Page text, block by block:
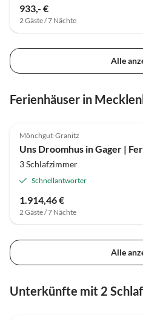
933,- €
2 Gäste / 7 Nächte
Alle
Ferienhäuser in
Mönchgut-Granitz
3 Schlafzimmer
Schnellantworter
1.914,46 €
2 Gäste / 7 Nächte
Alle
Unterkünfte mit 2